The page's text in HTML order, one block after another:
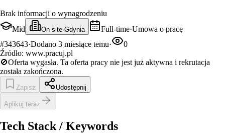
Brak informacji o wynagrodzeniu
Mid
On-site·Gdynia Full-time·Umowa o pracę
#343643·Dodano 3 miesiące temu·
0
Źródło: www.pracuj.pl
🚫Oferta wygasła. Ta oferta pracy nie jest już aktywna i rekrutacja
została zakończona.
Zapisz Udostępnij
Aplikuj teraz
Tech Stack / Keywords